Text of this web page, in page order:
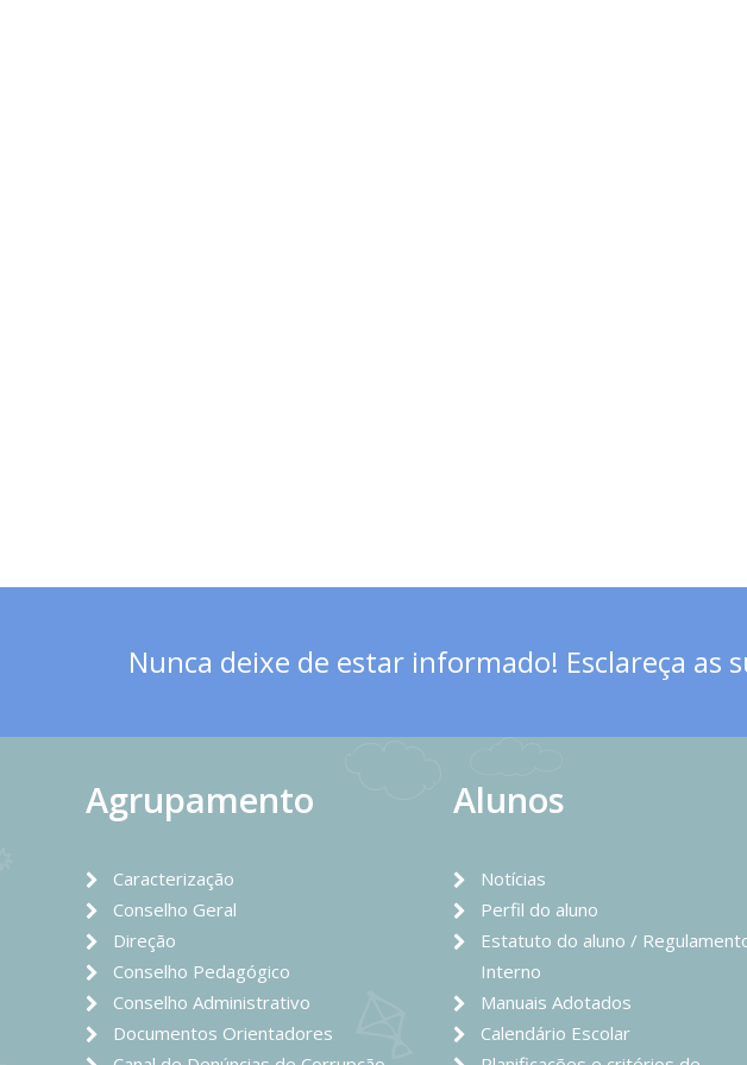
Nunca deixe de estar informado! Esclareça as
Agrupamento
Caracterização
Conselho Geral
Direção
Conselho Pedagógico
Conselho Administrativo
Documentos Orientadores
Alunos
Notícias
Perfil do aluno
Estatuto do aluno /
Interno
Manuais Adotados
Calendário Escolar